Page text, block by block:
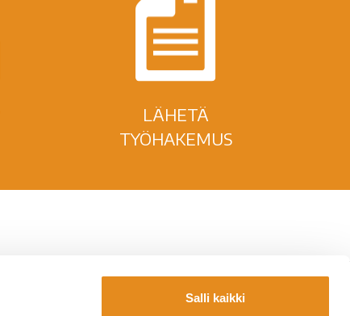
Salli kaikki
LÄHETÄ
TYÖHAKEMUS